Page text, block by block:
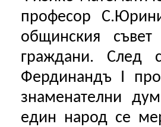
професор
общинския
граждани. След
Фердинандъ I
знаменателни
един народ се